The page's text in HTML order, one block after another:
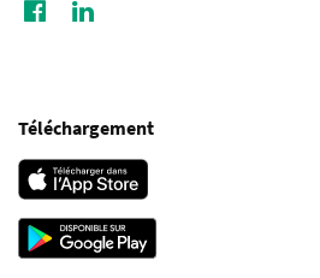
Téléchargement